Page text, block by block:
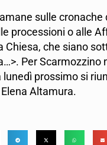
sulle
processioni o alle
che siano
Per
prossimo si
Altamura.